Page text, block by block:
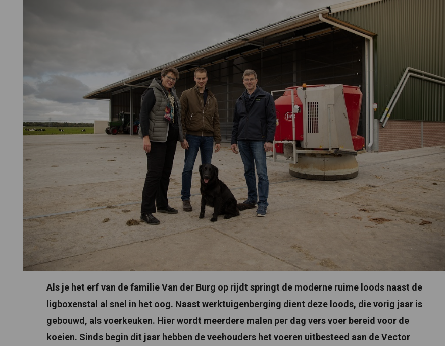
Als je het erf van de familie Van der Burg op rijdt springt de moderne ruime loods naast de
ligboxenstal al snel in het oog. Naast werktuigenberging dient deze loods, die vorig jaar is
gebouwd, als voerkeuken. Hier wordt meerdere malen per dag vers voer bereid voor de
koeien. Sinds begin dit jaar hebben de veehouders het voeren uitbesteed aan de Vector